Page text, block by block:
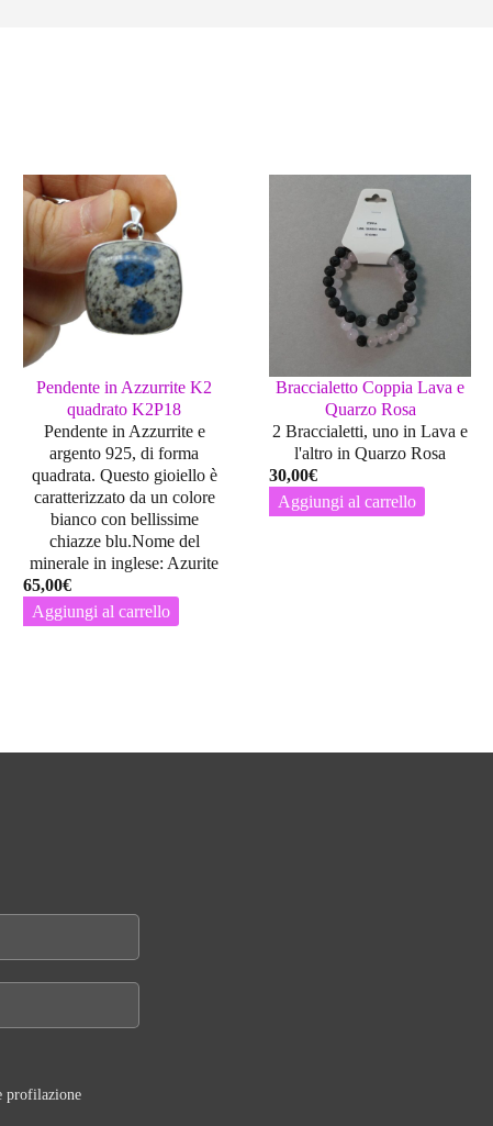
Pendente in Azzurrite K2
quadrato K2P18
Pendente in Azzurrite e
argento 925, di forma
quadrata. Questo gioiello è
caratterizzato da un colore
bianco con bellissime
chiazze blu.Nome del
minerale in inglese: Azurite
65,00€
Aggiungi al carrello
Braccialetto Coppia Lava e
Quarzo Rosa
2 Braccialetti, uno in Lava e
l'altro in Quarzo Rosa
30,00€
Aggiungi al carrello
profilazione